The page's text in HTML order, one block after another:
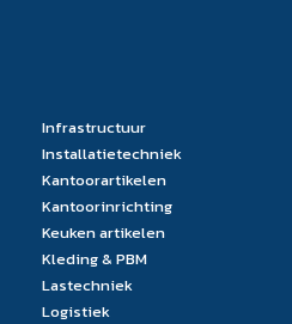
Infrastructuur
Installatietechniek
Kantoorartikelen
Kantoorinrichting
Keuken artikelen
Kleding & PBM
Lastechniek
Logistiek